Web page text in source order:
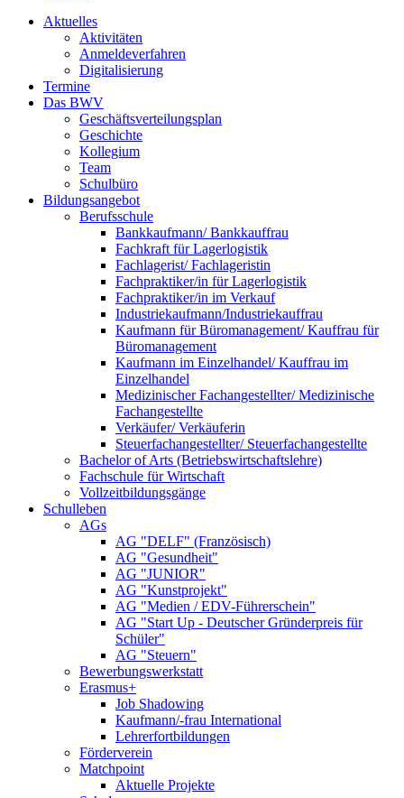
Aktuelles
Aktivitäten
Anmeldeverfahren
Digitalisierung
Termine
Das BWV
Geschäftsverteilungsplan
Geschichte
Kollegium
Team
Schulbüro
Bildungsangebot
Berufsschule
Bankkaufmann/ Bankkauffrau
Fachkraft für Lagerlogistik
Fachlagerist/ Fachlageristin
Fachpraktiker/in für Lagerlogistik
Fachpraktiker/in im Verkauf
Industriekaufmann/Industriekauffrau
Kaufmann für Büromanagement/ Kauffrau für
Büromanagement
Kaufmann im Einzelhandel/ Kauffrau im
Einzelhandel
Medizinischer Fachangestellter/ Medizinische
Fachangestellte
Verkäufer/ Verkäuferin
Steuerfachangestellter/ Steuerfachangestellte
Bachelor of Arts (Betriebswirtschaftslehre)
Fachschule für Wirtschaft
Vollzeitbildungsgänge
Schulleben
AGs
AG "DELF" (Französisch)
AG "Gesundheit"
AG "JUNIOR"
AG "Kunstprojekt"
AG "Medien / EDV-Führerschein"
AG "Start Up - Deutscher Gründerpreis für
Schüler"
AG "Steuern"
Bewerbungswerkstatt
Erasmus+
Job Shadowing
Kaufmann/-frau International
Lehrerfortbildungen
Förderverein
Matchpoint
Aktuelle Projekte